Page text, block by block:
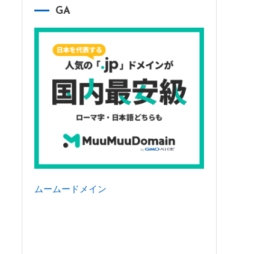
GA
ムームードメイン